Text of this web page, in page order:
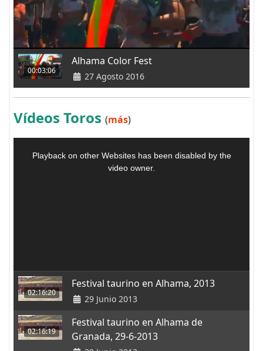
00:03:06
Alhama Color Fest
27 Agosto 2016
Vídeos Toros (más)
02:16:20
Festival taurino en Alhama, 2013
29 Junio 2013
02:16:19
Festival taurino en Alhama de
Granada, 29-6-2013